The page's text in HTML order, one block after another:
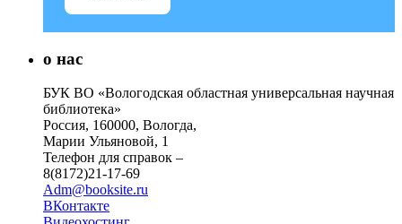
о нас
БУК ВО «Вологодская областная универсальная научная
библиотека»
Россия, 160000, Вологда,
Марии Ульяновой, 1
Телефон для справок –
8(8172)21-17-69
Adm@booksite.ru
ВКонтакте